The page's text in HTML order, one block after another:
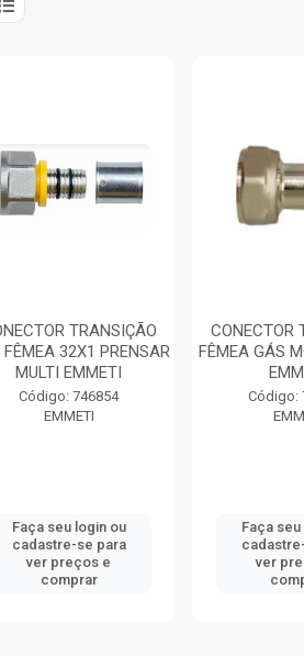
TRANSIÇÃO
32X1 PRENSAR
MULTI EMMETI
Código: 746854
EMMETI
Faça seu login ou
cadastre-se para
ver preços e
comprar
CONECTOR
FÊMEA GÁS
Código:
Faça
ver